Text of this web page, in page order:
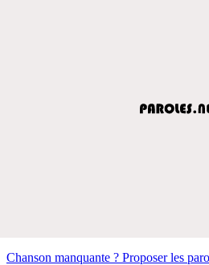
Chanson manquante ? Proposer les